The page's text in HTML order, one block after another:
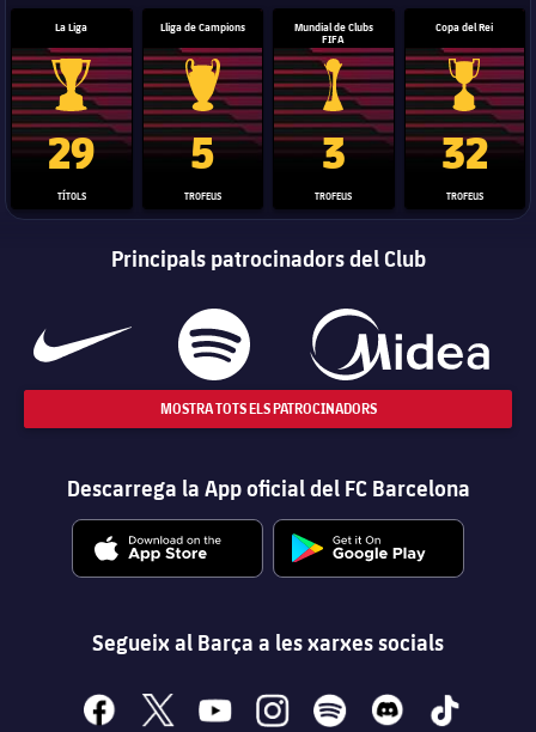
La Liga
Trofeu de la Liga
29
TÍTOLS
Lliga de Campions
Trofeu de la Lliga de Campions
5
TROFEUS
Mundial de Clubs
FIFA
Trofeu del Mundial de Clubs
3
TROFEUS
Copa del Rei
Copa del
32
TROFEUS
Principals patrocinadors del Club
MOSTRA TOTS ELS PATROCINADORS
Descarrega la App oficial del FC Barcelona
Segueix al Barça a les xarxes socials
facebook
x youtubeinstagramspotify discord tiktok